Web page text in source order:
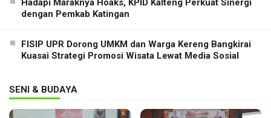
Hadapi Maraknya Hoaks, KPID Kalteng Perkuat Sinergi
dengan Pemkab Katingan
FISIP UPR Dorong UMKM dan Warga Kereng Bangkirai
Kuasai Strategi Promosi Wisata Lewat Media Sosial
SENI & BUDAYA